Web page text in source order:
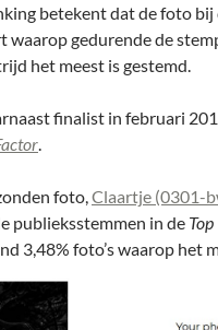
betekent dat de foto bij
waarop gedurende de
het meest is gestemd.
finalist in februari
foto, Claartje (0301-
publieksstemmen in de
3,48% foto’s waarop het